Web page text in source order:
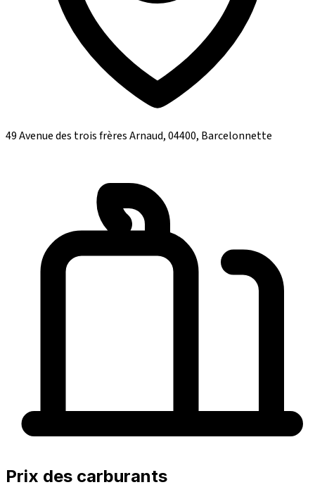
49 Avenue des trois frères Arnaud, 04400, Barcelonnette
Prix des carburants